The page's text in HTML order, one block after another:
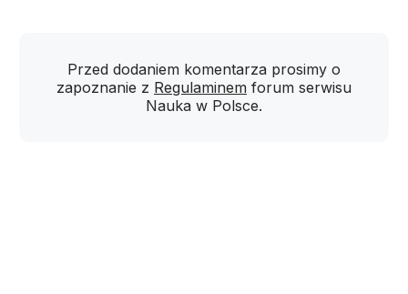
Przed dodaniem komentarza prosimy o
zapoznanie z Regulaminem forum serwisu
Nauka w Polsce.